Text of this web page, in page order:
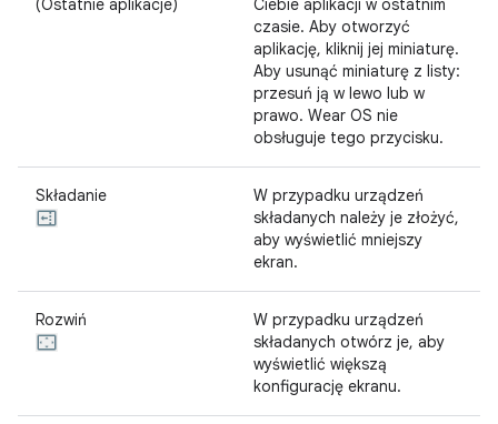
(Ostatnie aplikacje)
Ciebie aplikacji w ostatnim
czasie. Aby otworzyć
aplikację, kliknij jej miniaturę.
Aby usunąć miniaturę z listy:
przesuń ją w lewo lub w
prawo. Wear OS nie
obsługuje tego przycisku.
Składanie
W przypadku urządzeń
składanych należy je złożyć,
aby wyświetlić mniejszy
ekran.
Rozwiń
W przypadku urządzeń
składanych otwórz je, aby
wyświetlić większą
konfigurację ekranu.